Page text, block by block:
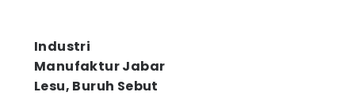
Industri
Manufaktur Jabar
Lesu, Buruh Sebut